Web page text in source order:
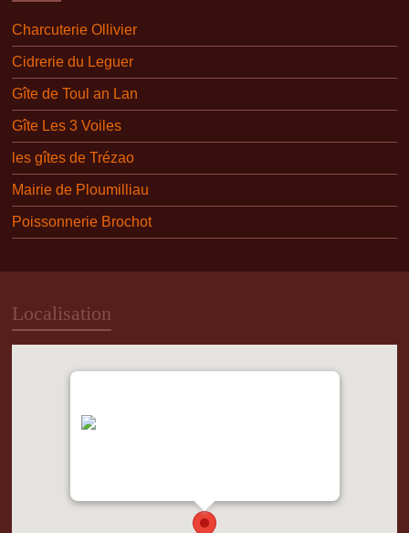
Charcuterie Ollivier
Cidrerie du Leguer
Gîte de Toul an Lan
Gîte Les 3 Voiles
les gîtes de Trézao
Mairie de Ploumilliau
Poissonnerie Brochot
Localisation
"var d=document,